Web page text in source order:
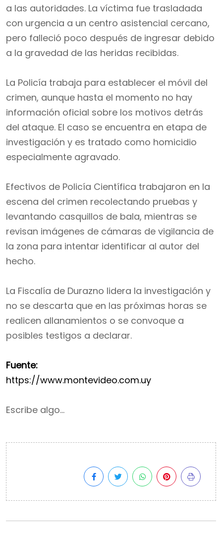
a las autoridades. La víctima fue trasladada
con urgencia a un centro asistencial cercano,
pero falleció poco después de ingresar debido
a la gravedad de las heridas recibidas.
La Policía trabaja para establecer el móvil del
crimen, aunque hasta el momento no hay
información oficial sobre los motivos detrás
del ataque. El caso se encuentra en etapa de
investigación y es tratado como homicidio
especialmente agravado.
Efectivos de Policía Científica trabajaron en la
escena del crimen recolectando pruebas y
levantando casquillos de bala, mientras se
revisan imágenes de cámaras de vigilancia de
la zona para intentar identificar al autor del
hecho.
La Fiscalía de Durazno lidera la investigación y
no se descarta que en las próximas horas se
realicen allanamientos o se convoque a
posibles testigos a declarar.
Fuente:
https://www.montevideo.com.uy
Escribe algo…